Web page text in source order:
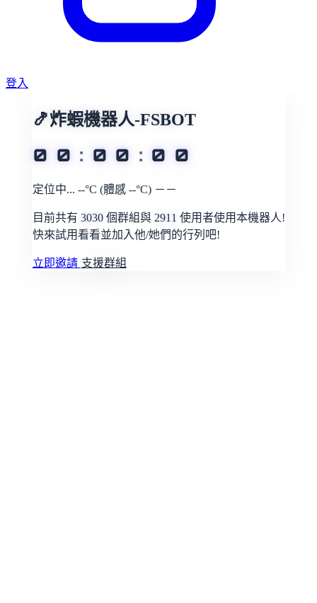
登入
🍤炸蝦機器人-FSBOT
0 0 : 0 0 : 0 0
定位中... --°C (體感 --°C) －－
目前共有 3030個群組與 2911 使用者使用本機器人!
快來試用看看並加入他/她們的行列吧!
立即邀請 支援群組